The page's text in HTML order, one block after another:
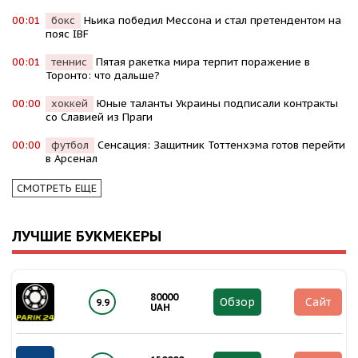
00:01 бокс
Ньика победил Мессона и стал претендентом на
пояс IBF
00:01 теннис
Пятая ракетка мира терпит поражение в
Торонто: что дальше?
00:00 хоккей
Юные таланты Украины подписали контракты
со Славией из Праги
00:00 футбол
Сенсация: Защитник Тоттенхэма готов перейти
в Арсенал
СМОТРЕТЬ ЕЩЕ
ЛУЧШИЕ БУКМЕКЕРЫ
9.9
80000
UAH
Обзор Сайт